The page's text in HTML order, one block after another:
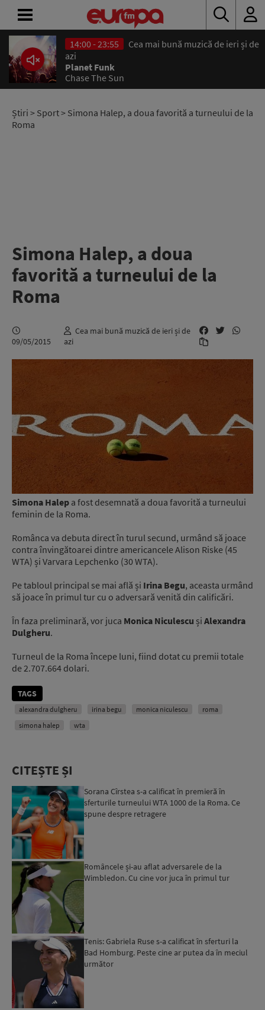
14:00 - 23:55
Cea mai bună muzică de ieri și de
azi
Planet Funk
Chase The Sun
Știri > Sport> Simona Halep, a doua favorită a turneului de la
Roma
Simona Halep, a doua
favorită a turneului de la
Roma
09/05/2015
Cea mai bună muzică de ieri și de
azi
Simona Halep a fost desemnată a doua favorită a turneului
feminin de la Roma.
Românca va debuta direct în turul secund, urmând să joace
contra învingătoarei dintre americancele Alison Riske (45
WTA) și Varvara Lepchenko (30 WTA).
Pe tabloul principal se mai află și Irina Begu, aceasta urmând
să joace în primul tur cu o adversară venită din calificări.
În faza preliminară, vor juca Monica Niculescu și Alexandra
Dulgheru.
Turneul de la Roma începe luni, fiind dotat cu premii totale
de 2.707.664 dolari.
TAGS
alexandra dulgheru irina begu monica niculescu
roma
simona halep
wta
CITEȘTE ȘI
Sorana Cîrstea s-a calificat în premieră în
sferturile turneului WTA 1000 de la Roma. Ce
spune despre retragere
Româncele și-au aflat adversarele de la
Wimbledon. Cu cine vor juca în primul tur
Tenis: Gabriela Ruse s-a calificat în sferturi la
Bad Homburg. Peste cine ar putea da în meciul
următor
ACASĂ
ȘTIRI
RADIO